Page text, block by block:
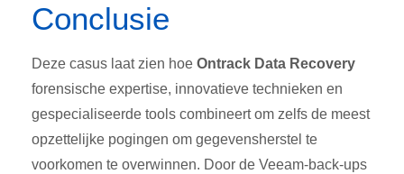
Conclusie
Deze casus laat zien hoe Ontrack Data Recovery
forensische expertise, innovatieve technieken en
gespecialiseerde tools combineert om zelfs de meest
opzettelijke pogingen om gegevensherstel te
voorkomen te overwinnen. Door de Veeam-back-ups